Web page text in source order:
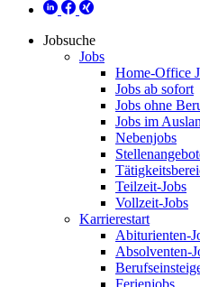
Jobsuche
Jobs
Home-Office
Jobs ab sofort
Jobs ohne
Jobs im
Nebenjobs
Teilzeit-Jobs
Vollzeit-Jobs
Karrierestart
Abiturienten-
Absolventen-
Ferienjobs